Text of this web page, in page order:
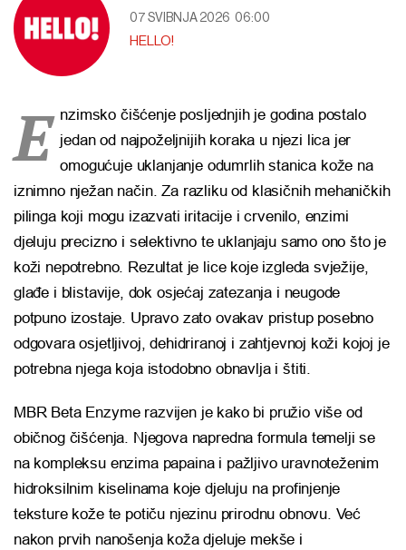
07 SVIBNJA 2026 06:00
HELLO!
E nzimsko čišćenje posljednjih je godina postalo
jedan od najpoželjnijih koraka u njezi lica jer
omogućuje uklanjanje odumrlih stanica kože na
iznimno nježan način. Za razliku od klasičnih mehaničkih
pilinga koji mogu izazvati iritacije i crvenilo, enzimi
djeluju precizno i selektivno te uklanjaju samo ono što je
koži nepotrebno. Rezultat je lice koje izgleda svježije,
glađe i blistavije, dok osjećaj zatezanja i neugode
potpuno izostaje. Upravo zato ovakav pristup posebno
odgovara osjetljivoj, dehidriranoj i zahtjevnoj koži kojoj je
potrebna njega koja istodobno obnavlja i štiti.
MBR Beta Enzyme razvijen je kako bi pružio više od
običnog čišćenja. Njegova napredna formula temelji se
na kompleksu enzima papaina i pažljivo uravnoteženim
hidroksilnim kiselinama koje djeluju na profinjenje
teksture kože te potiču njezinu prirodnu obnovu. Već
nakon prvih nanošenja koža djeluje mekše i